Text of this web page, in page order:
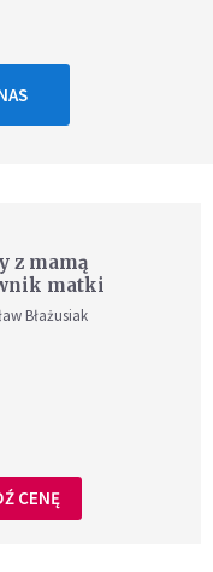
z mamą
matki
Błażusiak
CENĘ